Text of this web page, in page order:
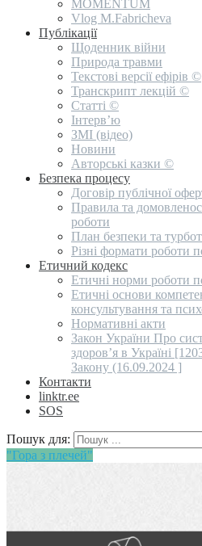
MOMENTUM
Vlog M.Fabricheva
Публікації
Щоденник війни
Природа травми
Текстові версії ефірів ©
Транскрипт лекцій ©
Статті ©
Інтерв’ю
ЗМІ (відео)
Новини
Авторські казки ©
Безпека процесу
Договір публічної
Правила та
роботи
План безпеки та
Різні формати роботи
Етичний кодекс
Етичні норми роботи
Етичні основи
консультування та
Нормативні акти
Закон України Про
здоров’я в Україні
Закону (16.09.2024 ]
Контакти
linktr.ee
SOS
Пошук для:
"Гора з плечей"